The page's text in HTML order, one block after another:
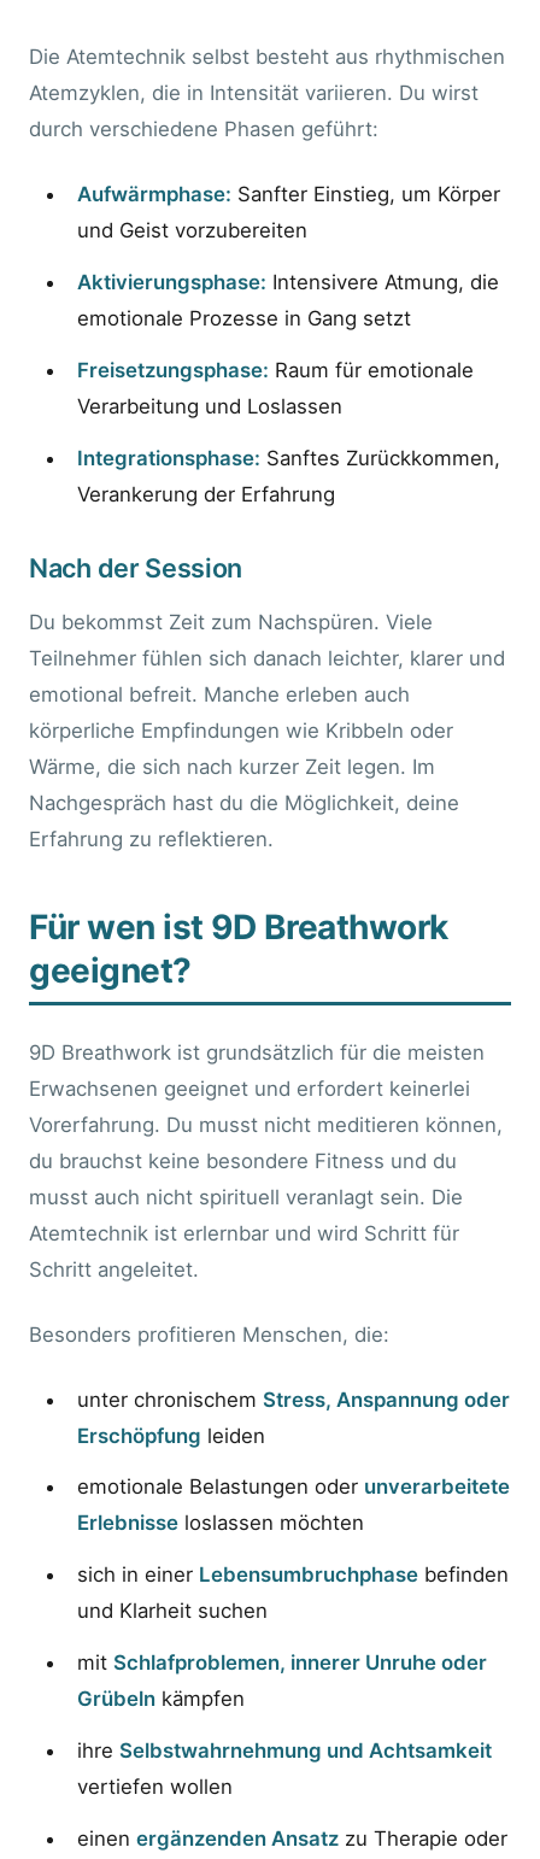
Die Atemtechnik selbst besteht aus rhythmischen
Atemzyklen, die in Intensität variieren. Du wirst
durch verschiedene Phasen geführt:
Aufwärmphase: Sanfter Einstieg, um Körper
und Geist vorzubereiten
Aktivierungsphase: Intensivere Atmung, die
emotionale Prozesse in Gang setzt
Freisetzungsphase: Raum für emotionale
Verarbeitung und Loslassen
Integrationsphase: Sanftes Zurückkommen,
Verankerung der Erfahrung
Nach der Session
Du bekommst Zeit zum Nachspüren. Viele
Teilnehmer fühlen sich danach leichter, klarer und
emotional befreit. Manche erleben auch
körperliche Empfindungen wie Kribbeln oder
Wärme, die sich nach kurzer Zeit legen. Im
Nachgespräch hast du die Möglichkeit, deine
Erfahrung zu reflektieren.
Für wen ist 9D Breathwork
geeignet?
9D Breathwork ist grundsätzlich für die meisten
Erwachsenen geeignet und erfordert keinerlei
Vorerfahrung. Du musst nicht meditieren können,
du brauchst keine besondere Fitness und du
musst auch nicht spirituell veranlagt sein. Die
Atemtechnik ist erlernbar und wird Schritt für
Schritt angeleitet.
Besonders profitieren Menschen, die:
unter chronischem Stress, Anspannung oder
Erschöpfung leiden
emotionale Belastungen oder unverarbeitete
Erlebnisse loslassen möchten
sich in einer Lebensumbruchphase befinden
und Klarheit suchen
mit Schlafproblemen, innerer Unruhe oder
Grübeln kämpfen
ihre Selbstwahrnehmung und Achtsamkeit
vertiefen wollen
einen ergänzenden Ansatz zu Therapie oder